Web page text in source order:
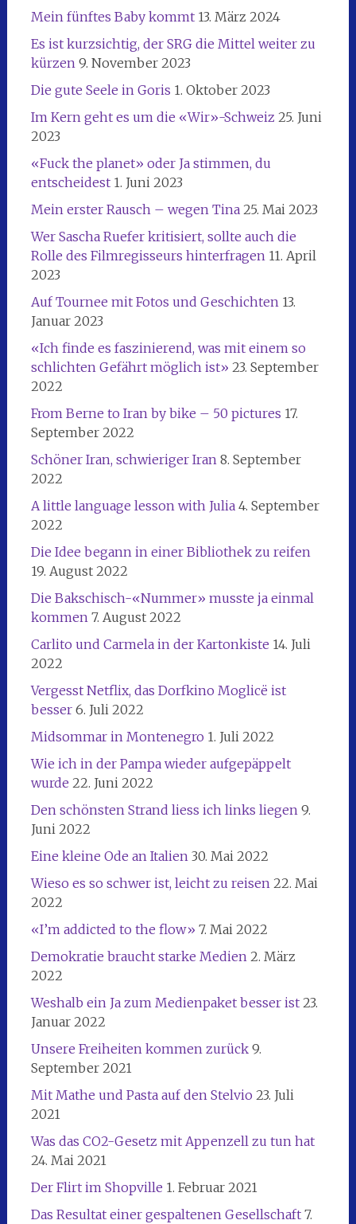
Mein fünftes Baby kommt 13. März 2024
Es ist kurzsichtig, der SRG die Mittel weiter zu
kürzen 9. November 2023
Die gute Seele in Goris 1. Oktober 2023
Im Kern geht es um die «Wir»-Schweiz 25. Juni
2023
«Fuck the planet» oder Ja stimmen, du
entscheidest 1. Juni 2023
Mein erster Rausch – wegen Tina 25. Mai 2023
Wer Sascha Ruefer kritisiert, sollte auch die
Rolle des Filmregisseurs hinterfragen 11. April
2023
Auf Tournee mit Fotos und Geschichten 13.
Januar 2023
«Ich finde es faszinierend, was mit einem so
schlichten Gefährt möglich ist» 23. September
2022
From Berne to Iran by bike – 50 pictures 17.
September 2022
Schöner Iran, schwieriger Iran 8. September
2022
A little language lesson with Julia 4. September
2022
Die Idee begann in einer Bibliothek zu reifen
19. August 2022
Die Bakschisch-«Nummer» musste ja einmal
kommen 7. August 2022
Carlito und Carmela in der Kartonkiste 14. Juli
2022
Vergesst Netflix, das Dorfkino Moglicë ist
besser 6. Juli 2022
Midsommar in Montenegro 1. Juli 2022
Wie ich in der Pampa wieder aufgepäppelt
wurde 22. Juni 2022
Den schönsten Strand liess ich links liegen 9.
Juni 2022
Eine kleine Ode an Italien 30. Mai 2022
Wieso es so schwer ist, leicht zu reisen 22. Mai
2022
«I’m addicted to the flow» 7. Mai 2022
Demokratie braucht starke Medien 2. März
2022
Weshalb ein Ja zum Medienpaket besser ist 23.
Januar 2022
Unsere Freiheiten kommen zurück 9.
September 2021
Mit Mathe und Pasta auf den Stelvio 23. Juli
2021
Was das CO2-Gesetz mit Appenzell zu tun hat
24. Mai 2021
Der Flirt im Shopville 1. Februar 2021
Das Resultat einer gespaltenen Gesellschaft 7.